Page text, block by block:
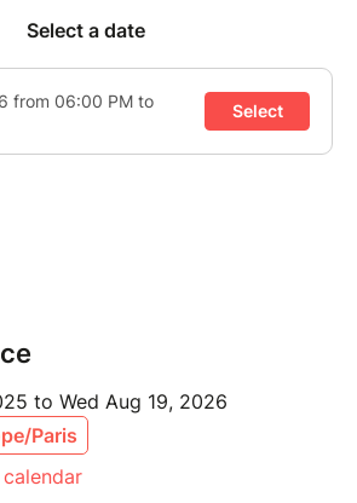
to Wed Aug 19, 2026
Paris